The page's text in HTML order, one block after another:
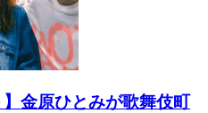
】金原ひとみが歌舞伎町